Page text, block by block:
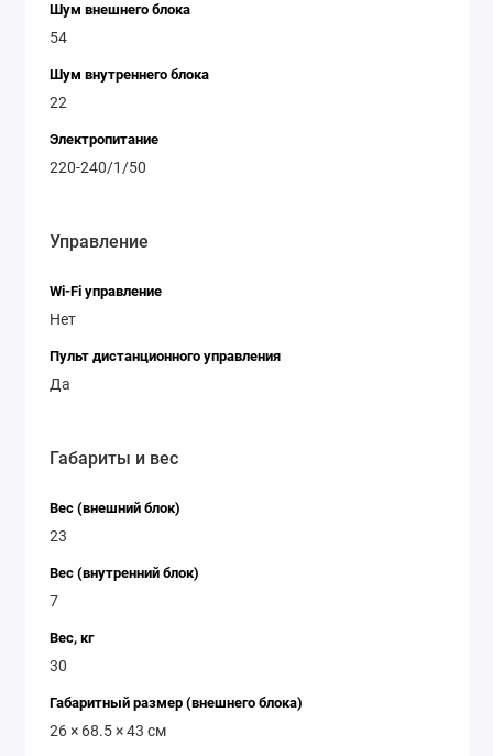
Шум внешнего блока
54
Шум внутреннего блока
22
Электропитание
220-240/1/50
Управление
Wi-Fi управление
Нет
Пульт дистанционного управления
Да
Габариты и вес
Вес (внешний блок)
23
Вес (внутренний блок)
7
Вес, кг
30
Габаритный размер (внешнего блока)
26 × 68.5 × 43 см